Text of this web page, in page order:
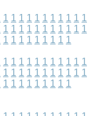
1 1 1 1 1 1 1 1 1 1 1
1 1 1 1 1 1 1 1 1 1 1
1 1 1 1 1 1 1 1 1
1 1 1 1 1 1 1 1 1 1 1
1 1 1 1 1 1 1 1 1 1 1
1 1 1 1 1 1 1 1 1